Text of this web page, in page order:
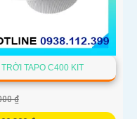
TAPO C400 KIT
₫